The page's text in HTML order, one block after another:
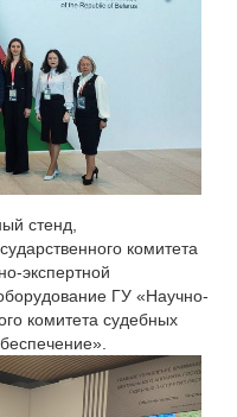
стенд,
комитета
экспертной
ГУ «Научно-
комитета судебных